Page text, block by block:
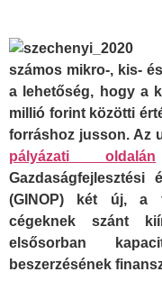
számos mikro-, kis-
a lehetőség, hogy a
millió forint közötti
forráshoz jusson. Az
pályázati oldalán
Gazdaságfejlesztési
(GINOP) két új, a
cégeknek szánt
elsősorban
beszerzésének